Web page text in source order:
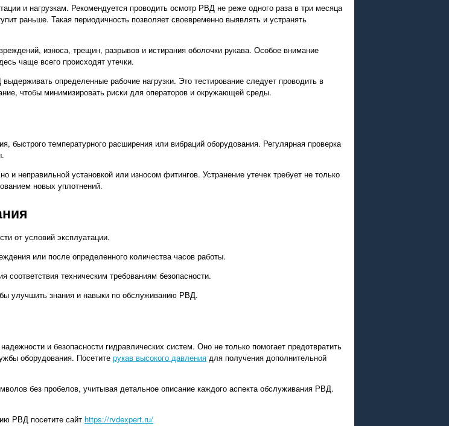
и нагрузкам. Рекомендуется проводить осмотр РВД не реже одного раза в три месяца
раньше. Такая периодичность позволяет своевременно выявлять и устранять
износа, трещин, разрывов и истирания оболочки рукава. Особое внимание
чаще всего происходят утечки.
определенные рабочие нагрузки. Это тестирование следует проводить в
чтобы минимизировать риски для операторов и окружающей среды.
быстрого температурного расширения или вибраций оборудования. Регулярная проверка
неправильной установкой или износом фитингов. Устранение утечек требует не только
новых уплотнений.
от условий эксплуатации.
или после определенного количества часов работы.
техническим требованиям безопасности.
улучшить знания и навыки по обслуживанию РВД.
и безопасности гидравлических систем. Оно не только помогает предотвратить
оборудования. Посетите рукав высокого давления для получения дополнительной
без пробелов, учитывая детальное описание каждого аспекта обслуживания РВД.
РВД посетите сайт https://rvdexpert.ru/